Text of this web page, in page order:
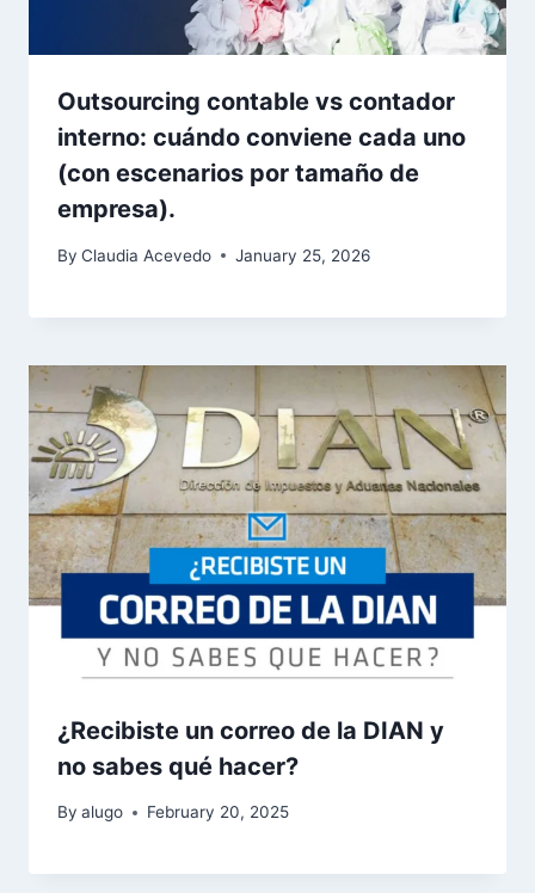
Outsourcing contable vs contador
interno: cuándo conviene cada uno
(con escenarios por tamaño de
empresa).
By Claudia Acevedo January 25, 2026
¿Recibiste un correo de la DIAN y
no sabes qué hacer?
By alugo February 20, 2025